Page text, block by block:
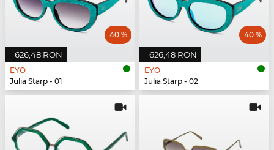
626,48 RON
40 %
EYO
Julia Starp - 01
626,48 RON
40 %
EYO
Julia Starp - 02